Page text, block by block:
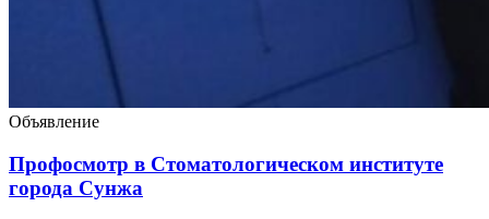
Объявление
Профосмотр в Стоматологическом институте
города Сунжа